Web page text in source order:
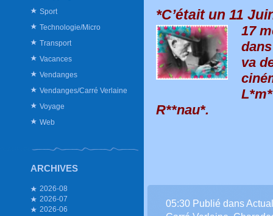
Sport
Technologie/Micro
Transport
Vacances
Vendanges
Vendanges/Carré Verlaine
Voyage
Web
ARCHIVES
2026-08
2026-07
2026-06
*C’était un 11
17
va
R**nau*.
05:30 Publié dans